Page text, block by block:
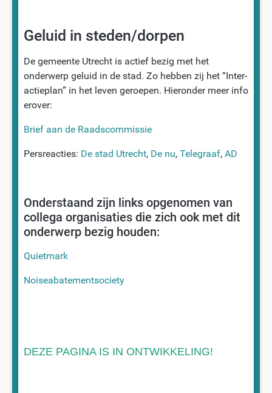
Geluid in steden/dorpen
De gemeente Utrecht is actief bezig met het
onderwerp geluid in de stad. Zo hebben zij het “Inter-
actieplan” in het leven geroepen. Hieronder meer info
erover:
Brief aan de Raadscommissie
Persreacties: De stad Utrecht, De nu, Telegraaf, AD
Onderstaand zijn links opgenomen van
collega organisaties die zich ook met dit
onderwerp bezig houden:
Quietmark
Noiseabatementsociety
DEZE PAGINA IS IN ONTWIKKELING!